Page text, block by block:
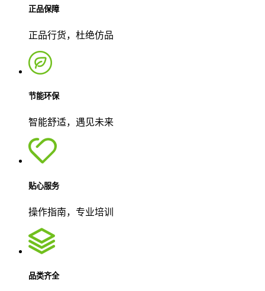
正品保障
正品行货，杜绝仿品
节能环保
智能舒适，遇见未来
贴心服务
操作指南，专业培训
品类齐全